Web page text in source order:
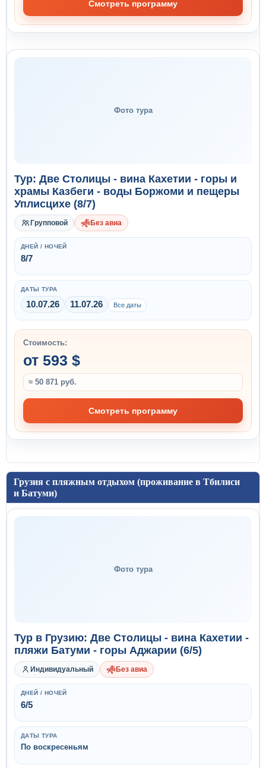
Смотреть программу
Фото тура
Тур: Две Столицы - вина Кахетии - горы и
храмы Казбеги - воды Боржоми и пещеры
Уплисцихе (8/7)
Групповой Без авиа
ДНЕЙ / НОЧЕЙ
8/7
ДАТЫ ТУРА
10.07.26 11.07.26 Все даты
Стоимость:
от 593 $
≈ 50 871 руб.
Смотреть программу
Грузия с пляжным отдыхом (проживание в Тбилиси
и Батуми)
Фото тура
Тур в Грузию: Две Столицы - вина Кахетии -
пляжи Батуми - горы Аджарии (6/5)
Индивидуальный Без авиа
ДНЕЙ / НОЧЕЙ
6/5
ДАТЫ ТУРА
По воскресеньям